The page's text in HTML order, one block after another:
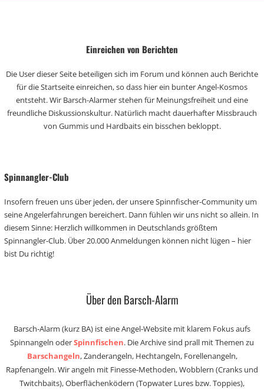
Einreichen von Berichten
Die User dieser Seite beteiligen sich im Forum und können auch Berichte
für die Startseite einreichen, so dass hier ein bunter Angel-Kosmos
entsteht. Wir Barsch-Alarmer stehen für Meinungsfreiheit und eine
freundliche Diskussionskultur. Natürlich macht dauerhafter Missbrauch
von Gummis und Hardbaits ein bisschen bekloppt.
Spinnangler-Club
Insofern freuen uns über jeden, der unsere Spinnfischer-Community um
seine Angelerfahrungen bereichert. Dann fühlen wir uns nicht so allein. In
diesem Sinne: Herzlich willkommen in Deutschlands größtem
Spinnangler-Club. Über 20.000 Anmeldungen können nicht lügen – hier
bist Du richtig!
Über den Barsch-Alarm
Barsch-Alarm (kurz BA) ist eine Angel-Website mit klarem Fokus aufs
Spinnangeln oderSpinnfischen. Die Archive sind prall mit Themen zu
Barschangeln, Zanderangeln, Hechtangeln, Forellenangeln,
Rapfenangeln. Wir angeln mit Finesse-Methoden, Wobblern (Cranks und
Twitchbaits), Oberflächenködern (Topwater Lures bzw. Toppies),